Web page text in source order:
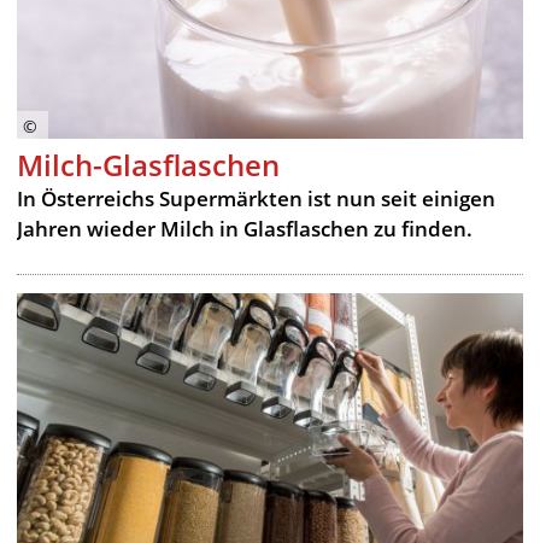
Milch-Glasflaschen
In Österreichs Supermärkten ist nun seit einigen
Jahren wieder Milch in Glasflaschen zu finden.